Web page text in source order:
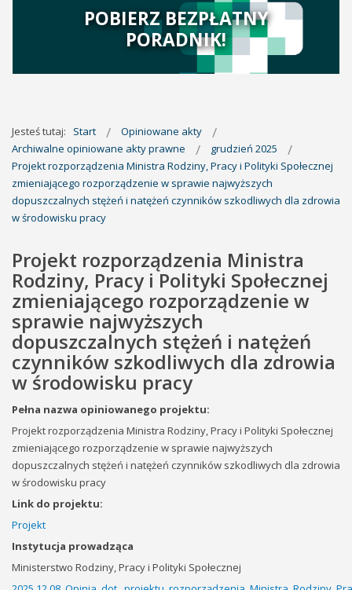
POBIERZ BEZPŁATNY
PORADNIK!
Jesteś tutaj: Start
Opiniowane akty
Archiwalne opiniowane akty prawne
grudzień 2025
Projekt rozporządzenia Ministra Rodziny, Pracy i Polityki Społecznej
zmieniającego rozporządzenie w sprawie najwyższych
dopuszczalnych stężeń i natężeń czynników szkodliwych dla zdrowia
w środowisku pracy
Projekt rozporządzenia Ministra
Rodziny, Pracy i Polityki Społecznej
zmieniającego rozporządzenie w
sprawie najwyższych
dopuszczalnych stężeń i natężeń
czynników szkodliwych dla zdrowia
w środowisku pracy
Pełna nazwa opiniowanego projektu:
Projekt rozporządzenia Ministra Rodziny, Pracy i Polityki Społecznej
zmieniającego rozporządzenie w sprawie najwyższych
dopuszczalnych stężeń i natężeń czynników szkodliwych dla zdrowia
w środowisku pracy
Link do projektu:
Projekt
Instytucja prowadząca
Ministerstwo Rodziny, Pracy i Polityki Społecznej